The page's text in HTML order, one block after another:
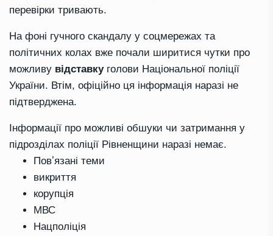
перевірки тривають.
На фоні гучного скандалу у соцмережах та
політичних колах вже почали ширитися чутки про
можливу відставкуголови Національної поліції
України. Втім, офіційно ця інформація наразі не
підтверджена.
Інформації про можливі обшуки чи затримання у
підрозділах поліції Рівненщини наразі немає.
Повʼязані теми
викриття
корупція
МВС
Нацполіція